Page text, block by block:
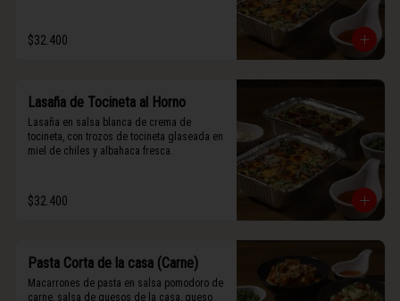
$32.400
Lasaña de Tocineta al Horno
Lasaña en salsa blanca de crema de
tocineta, con trozos de tocineta glaseada en
miel de chiles y albahaca fresca.
$32.400
Pasta Corta de la casa (Carne)
Macarrones de pasta en salsa pomodoro de
carne, salsa de quesos de la casa, queso